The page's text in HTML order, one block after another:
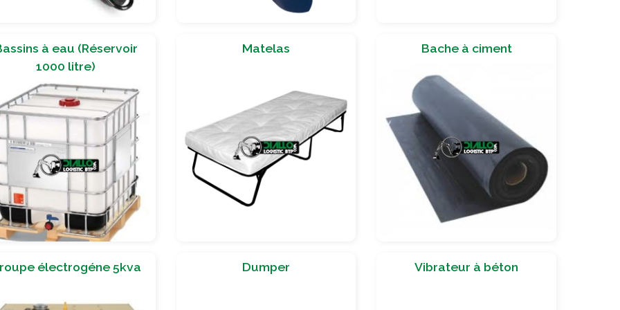
à eau (Réservoir
1000 litre)
Matelas Bache à ciment
électrogéne 5kva Dumper Vibrateur à béton